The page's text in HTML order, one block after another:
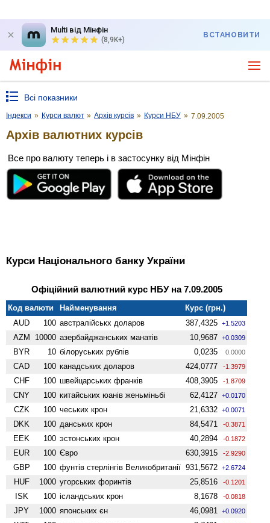
Multi від Мінфін
(8,9K+)
ВСТАНОВИТИ
Всі показники
Індекси » Курси валют » Архів курсів » Курси НБУ » 7.09.2005
Архів валютних курсів
Все про валюту теперь і в застосунку від Мінфін
Курси Національного банку України
Офіційний валютний курс НБУ на 7.09.2005
Код валюти Найменування
Курс (грн.)
AUD
100 австралійськх доларов 387,4325 +1.5203
AZM 10000 азербайджанських манатів 10,9687 +0.0309
BYR 10 білоруських рублів 0,0235 0.0000
CAD 100 канадських доларов 424,0777 -1.3979
CHF 100 швейцарських франків 408,3905 -1.8709
CNY 100 китайських юанів женьмiньбi 62,4127 +0.0170
CZK 100 чеських крон 21,6332 +0.0071
DKK 100 данських крон 84,5471 -0.3871
EEK 100 эстонських крон 40,2894 -0.1872
EUR 100 Євро 630,3915 -2.9290
GBP 100 фунтів стерлінгів Велико­британії 931,5672 +2.6724
HUF 1000 угорських форинтів 25,8516 -0.1201
ISK 100 ісландських крон 8,1678 -0.0818
JPY 1000 японських єн 46,0981 +0.0920